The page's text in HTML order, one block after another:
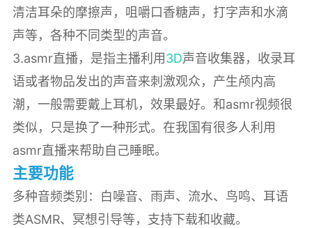
清洁耳朵的摩擦声，咀嚼口香糖声，打字声和水滴
声等，各种不同类型的声音。
3.asmr直播，是指主播利用3D声音收集器，收录耳
语或者物品发出的声音来刺激观众，产生颅内高
潮，一般需要戴上耳机，效果最好。和asmr视频很
类似，只是换了一种形式。在我国有很多人利用
asmr直播来帮助自己睡眠。
主要功能
多种音频类别：白噪音、雨声、流水、鸟鸣、耳语
类ASMR、冥想引导等，支持下载和收藏。